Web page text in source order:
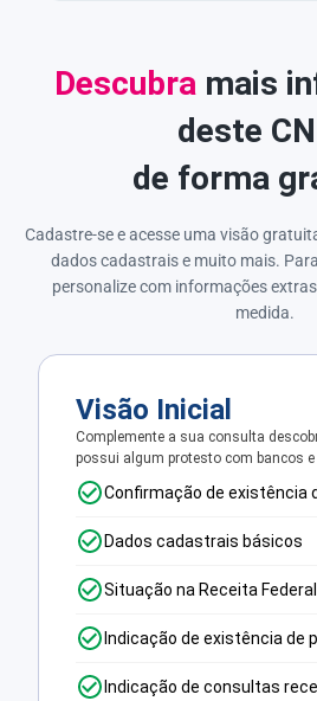
Descubramais
deste
de forma
Cadastre-se e acesse uma visão
dados cadastrais e muito mais.
personalize com informações
medida.
Visão Inicial
Complemente a sua consulta
possui algum protesto com bancos e
Confirmação de existência
Dados cadastrais básicos
Situação na Receita Federal
Indicação de existência de
Indicação de consultas